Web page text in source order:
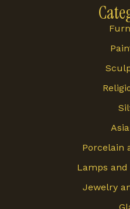
Porcelain
Lamps
Jewelry